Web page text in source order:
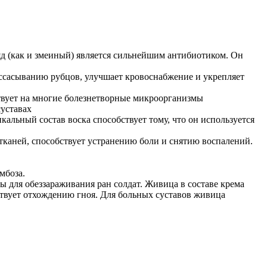
(как и змеиный) является сильнейшим антибиотиком. Он
рубцов, улучшает кровоснабжение и укрепляет
на многие болезнетворные микроорганизмы
состав воска способствует тому, что он используется
способствует устранению боли и снятию воспалений.
для обеззараживания ран солдат. Живица в составе крема
отхождению гноя. Для больных суставов живица